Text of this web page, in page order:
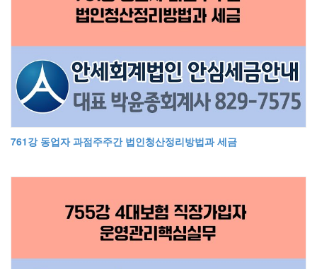
761강 동업자 과점주주간 법인청산정리방법과 세금